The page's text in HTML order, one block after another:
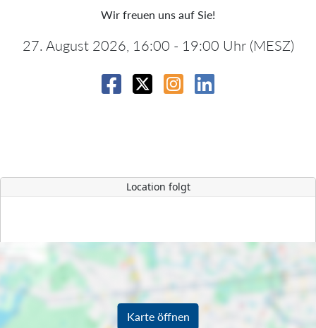
Wir freuen uns auf Sie!
27. August 2026, 16:00 - 19:00 Uhr (MESZ)
Location folgt
Karte öffnen